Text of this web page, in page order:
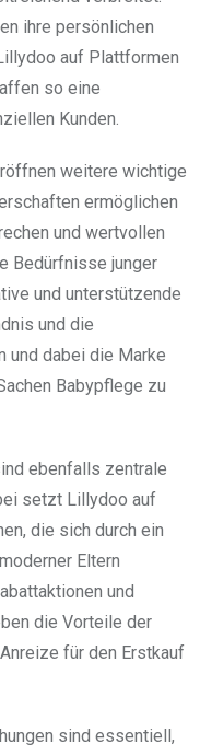
ihre persönlichen
auf Plattformen
so eine
Kunden.
weitere wichtige
ermöglichen
und wertvollen
Bedürfnisse junger
und unterstützende
und die
und dabei die Marke
Babypflege zu
ebenfalls zentrale
setzt Lillydoo auf
die sich durch ein
Eltern
und
die Vorteile der
für den Erstkauf
sind essentiell,